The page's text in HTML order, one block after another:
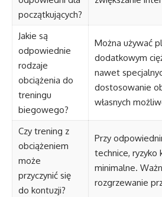
początkujących?
Jakie są
odpowiednie
rodzaje
obciążenia do
treningu
biegowego?
Można używać
dodatkowym
nawet
dostosowanie
własnych
Czy trening z
obciążeniem
może
przyczynić się
do kontuzji?
Przy
technice, ryzyko
minimalne.
rozgrzewanie